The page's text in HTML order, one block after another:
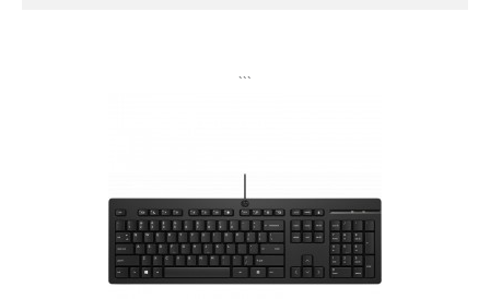
```